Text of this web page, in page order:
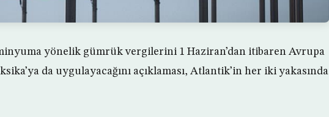
yönelik gümrük vergilerini 1 Haziran’dan itibaren Avrupa
da uygulayacağını açıklaması, Atlantik’in her iki yakasında